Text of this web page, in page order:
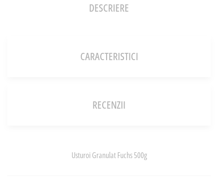
DESCRIERE
CARACTERISTICI
RECENZII
Usturoi Granulat Fuchs 500g